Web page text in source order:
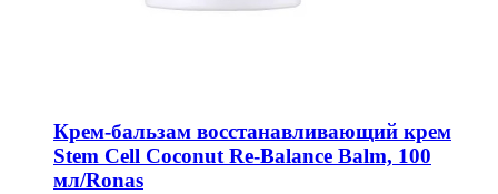
Крем-бальзам восстанавливающий крем
Stem Cell Coconut Re-Balance Balm, 100
мл/Ronas